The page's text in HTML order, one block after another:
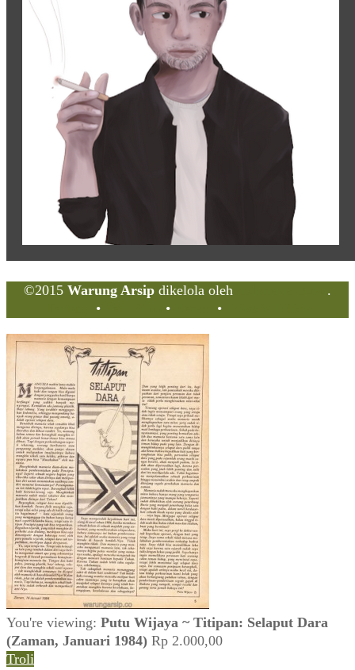
©2015 Warung Arsip dikelola oleh
.
• • •
You're viewing: Putu Wijaya ~ Titipan: Selaput Dara
(Zaman, Januari 1984) Rp 2.000,00
Troli